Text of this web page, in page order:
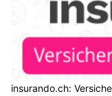
insurando.ch: